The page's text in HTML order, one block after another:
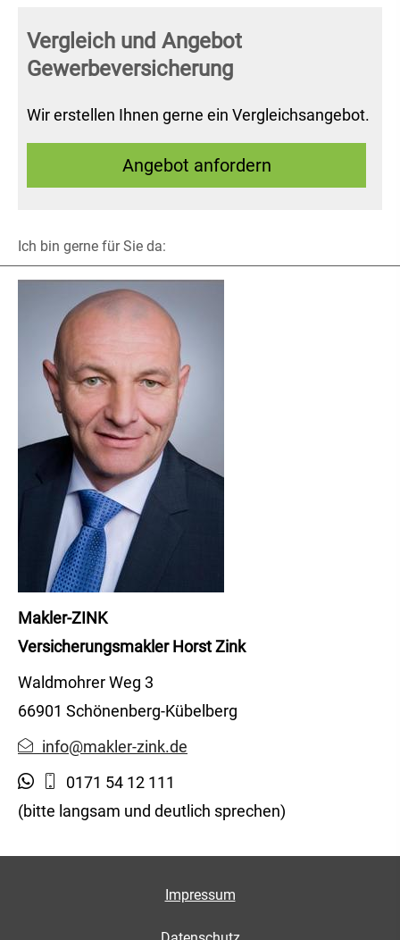
Vergleich und Angebot
Gewerbeversicherung
Wir erstellen Ihnen gerne ein Vergleichsangebot.
An­ge­bot an­for­dern
Ich bin gerne für Sie da:
Makler-ZINK
Ver­sicherungs­makler Horst Zink
Waldmohrer Weg 3
66901 Schönenberg-Kübelberg
info@makler-zink.de
0171 54 12 111
(bitte langsam und deutlich sprechen)
Impressum